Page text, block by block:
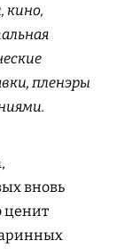
кино,
пленэры
вновь
ценит